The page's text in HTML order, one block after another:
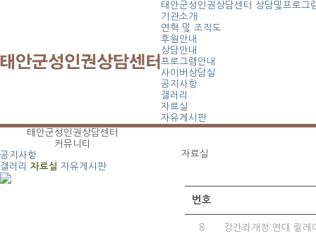
태안군성인권상담센터
상담및프로그
기관소개
연혁 및 조직도
후원안내
상담안내
프로그램안내
사이버상담실
공지사항
갤러리
자료실
자유게시판
태안군성인권상담센터
커뮤니티
공지사항
갤러리
자료실 자유게시판
자료실
번호
8 강간좌개정 연대 릴레